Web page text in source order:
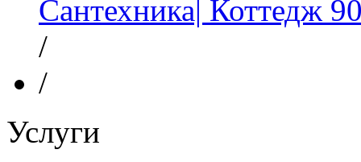
Сантехника| Коттедж
/
/
Услуги